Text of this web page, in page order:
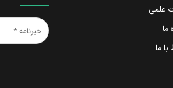
علمی
ما
با ما